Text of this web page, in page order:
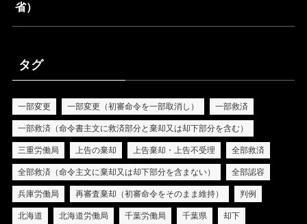
省）
タグ
一部変更 一部変更（初審命令を一部取消し） 一部救済
一部救済（命令書主文に救済部分と棄却又は却下部分を含む）
三重労働局 上告の棄却 上告棄却・上告不受理 全部救済
全部救済（命令主文に棄却又は却下部分を含まない） 全部認容
兵庫労働局 再審査棄却（初審命令をそのまま維持） 判例
北海道 北海道労働局 千葉労働局 千葉県 却下